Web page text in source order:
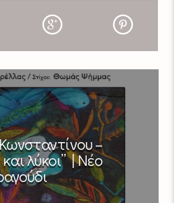
–
λύκοι” | Νέο